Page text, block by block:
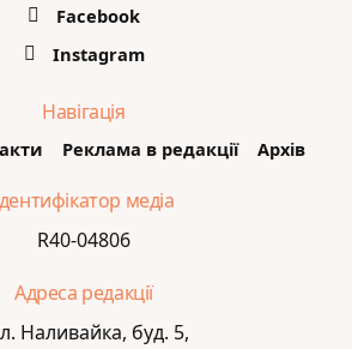
Facebook
Instagram
Навігація
Реклама в редакції Архів
медіа
R40-04806
Адреса редакції
Наливайка, буд. 5,